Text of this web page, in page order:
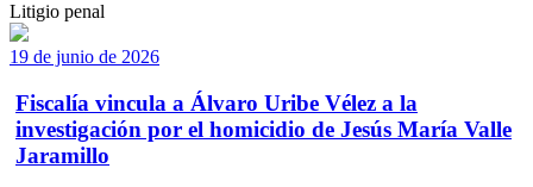
Litigio penal
19 de junio de 2026
Fiscalía vincula a Álvaro Uribe Vélez a la
investigación por el homicidio de Jesús María Valle
Jaramillo